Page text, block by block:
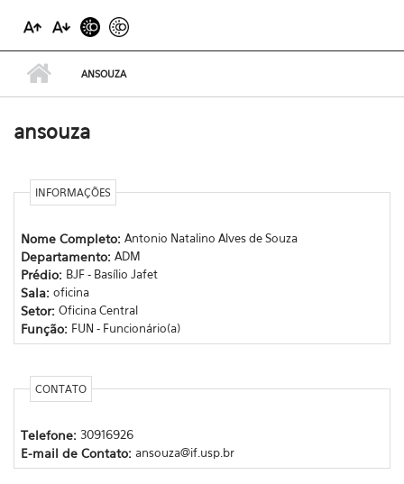
ANSOUZA
ansouza
INFORMAÇÕES
Nome Completo: Antonio Natalino Alves de Souza
Departamento: ADM
Prédio: BJF - Basílio Jafet
Sala: oficina
Setor: Oficina Central
Função: FUN - Funcionário(a)
CONTATO
Telefone: 30916926
E-mail de Contato: ansouza@if.usp.br